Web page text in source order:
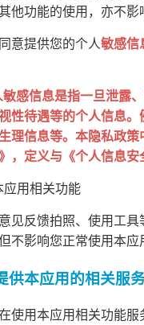
他功能的使用，亦不影
意提供您的个人敏感信
感信息是指一旦泄露
性待遇等的个人信息
理信息等。本隐私政
，定义与《个人信息安
应用相关功能
见反馈拍照、使用工
不影响您正常使用本应
供本应用的相关服
使用本应用相关功能服